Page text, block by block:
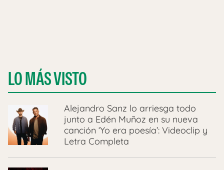
LO MÁS VISTO
Alejandro Sanz lo arriesga todo
junto a Edén Muñoz en su nueva
canción ‘Yo era poesía’: Videoclip y
Letra Completa